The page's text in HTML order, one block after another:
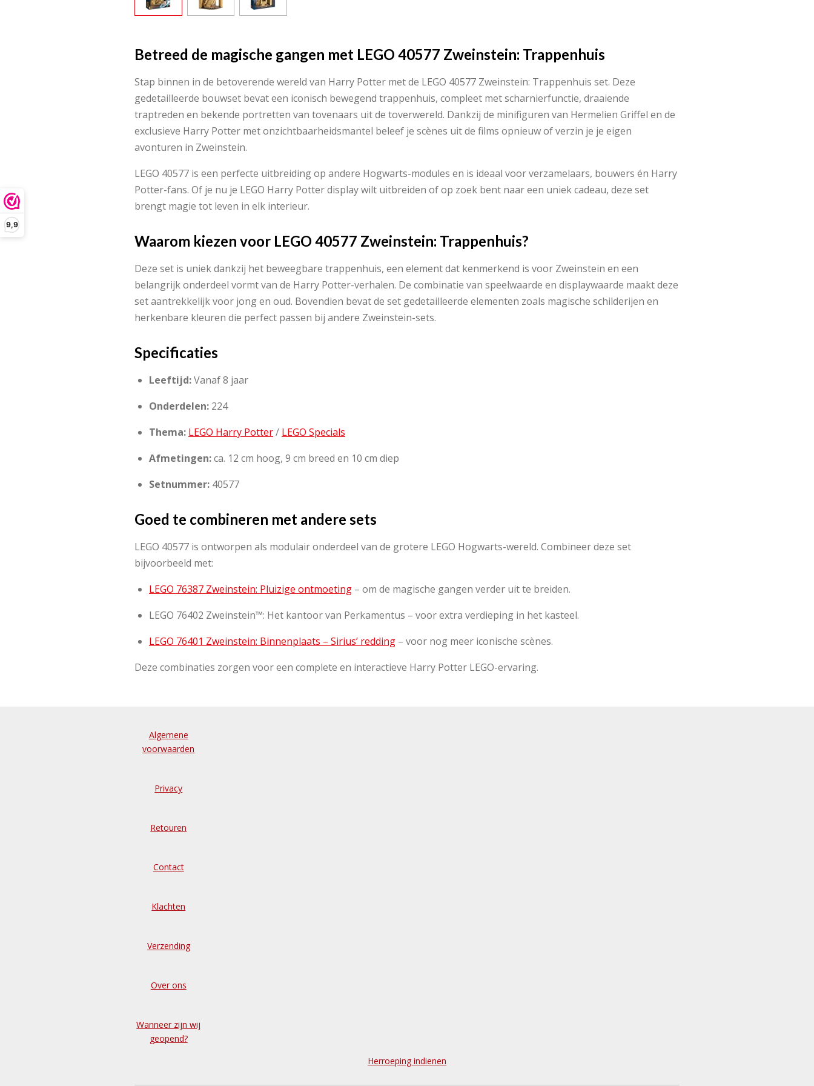
9,9
Betreed de magische gangen met LEGO 40577 Zweinstein: Trappenhuis
Stap binnen in de betoverende wereld van Harry Potter met de LEGO 40577 Zweinstein: Trappenhuis set. Deze
gedetailleerde bouwset bevat een iconisch bewegend trappenhuis, compleet met scharnierfunctie, draaiende
traptreden en bekende portretten van tovenaars uit de toverwereld. Dankzij de minifiguren van Hermelien Griffel en de
exclusieve Harry Potter met onzichtbaarheidsmantel beleef je scènes uit de films opnieuw of verzin je je eigen
avonturen in Zweinstein.
LEGO 40577 is een perfecte uitbreiding op andere Hogwarts-modules en is ideaal voor verzamelaars, bouwers én Harry
Potter-fans. Of je nu je LEGO Harry Potter display wilt uitbreiden of op zoek bent naar een uniek cadeau, deze set
brengt magie tot leven in elk interieur.
Waarom kiezen voor LEGO 40577 Zweinstein: Trappenhuis?
Deze set is uniek dankzij het beweegbare trappenhuis, een element dat kenmerkend is voor Zweinstein en een
belangrijk onderdeel vormt van de Harry Potter-verhalen. De combinatie van speelwaarde en displaywaarde maakt deze
set aantrekkelijk voor jong en oud. Bovendien bevat de set gedetailleerde elementen zoals magische schilderijen en
herkenbare kleuren die perfect passen bij andere Zweinstein-sets.
Specificaties
Leeftijd:Vanaf 8 jaar
Onderdelen: 224
Thema: LEGO Harry Potter/ LEGO Specials
Afmetingen:ca. 12 cm hoog, 9 cm breed en 10 cm diep
Setnummer: 40577
Goed te combineren met andere sets
LEGO 40577 is ontworpen als modulair onderdeel van de grotere LEGO Hogwarts-wereld. Combineer deze set
bijvoorbeeld met:
LEGO 76387 Zweinstein: Pluizige ontmoeting – om de magische gangen verder uit te breiden.
LEGO 76402 Zweinstein™: Het kantoor van Perkamentus – voor extra verdieping in het kasteel.
LEGO 76401 Zweinstein: Binnenplaats – Sirius’ redding – voor nog meer iconische scènes.
Deze combinaties zorgen voor een complete en interactieve Harry Potter LEGO-ervaring.
Algemene
voorwaarden
Privacy
Retouren
Contact
Klachten
Verzending
Over ons
Wanneer zijn wij
geopend?
Herroeping indienen